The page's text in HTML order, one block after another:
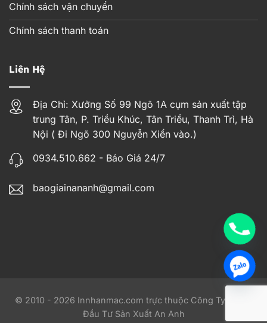
Chính sách vận chuyển
Chính sách thanh toán
Liên Hệ
Địa Chỉ: Xưởng Số 99 Ngõ 1A cụm sản xuất tập
trung Tân, P. Triều Khúc, Tân Triều, Thanh Trì, Hà
Nội ( Đi Ngõ 300 Nguyễn Xiển vào.)
0934.510.662 - Báo Giá 24/7
baogiainananh@gmail.com
© 2010 - 2026 Innhanmac.com trực thuộc Công Ty TNHH
Đầu Tư Sản Xuất An Anh